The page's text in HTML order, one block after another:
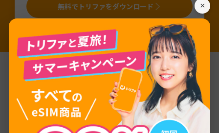
無料でトリファをダウンロード
※国内「旅行用eSIMアプリ」のDL数（2025年4月～2026年3月・iOS&Android合算値・AppTweak調べ）。「旅行」カテゴリから旅行用eSIMアプ
リ（アプリ名か説明に「eSIM」が含まれるアプリ）を当社にて抽出しDL数を算出。
基本情報
ネットワーク Claro (TIM) / Telefonica
プロバイダー LTE/4G
×